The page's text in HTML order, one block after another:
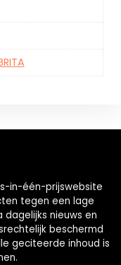
in-één-prijswebsite
tegen een lage
nieuws en
beschermd
geciteerde inhoud is